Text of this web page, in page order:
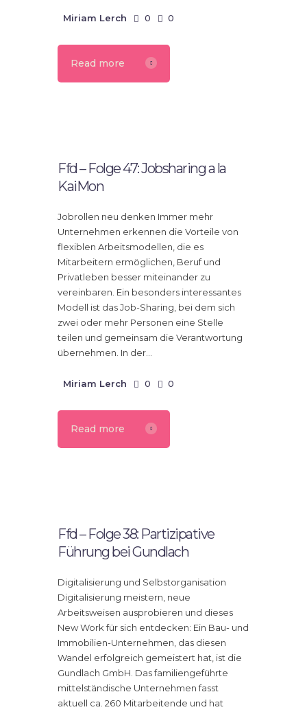
Miriam Lerch 0 0
Read more
2024
Ffd – Folge 47: Jobsharing a la
KaiMon
Jobrollen neu denken Immer mehr
Unternehmen erkennen die Vorteile von
flexiblen Arbeitsmodellen, die es
Mitarbeitern ermöglichen, Beruf und
Privatleben besser miteinander zu
vereinbaren. Ein besonders interessantes
Modell ist das Job-Sharing, bei dem sich
zwei oder mehr Personen eine Stelle
teilen und gemeinsam die Verantwortung
übernehmen. In der…
Miriam Lerch 0 0
Read more
2023
Ffd – Folge 38: Partizipative
Führung bei Gundlach
Digitalisierung und Selbstorganisation
Digitalisierung meistern, neue
Arbeitsweisen ausprobieren und dieses
New Work für sich entdecken: Ein Bau- und
Immobilien-Unternehmen, das diesen
Wandel erfolgreich gemeistert hat, ist die
Gundlach GmbH. Das familiengeführte
mittelständische Unternehmen fasst
aktuell ca. 260 Mitarbeitende und hat